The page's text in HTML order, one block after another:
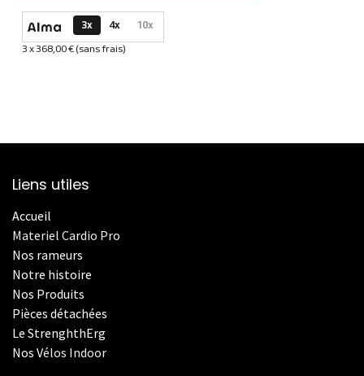
Options de paiement disponibles
3x 4x 10x
Informations sur le plan de paiement sélectionné
3 x 368,00 € (sans frais)
Liens utiles
Accueil
Materiel Cardio Pro
Nos rameurs
Notre histoire
Nos Produits
Pièces détachées
Le StrenghthErg
Nos Vélos Indoor